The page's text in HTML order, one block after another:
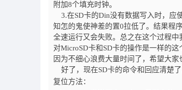
附加8个填充时钟。
3.在SD卡的Din没有数据写入时，应
知怎的鬼使神差的置0拉低了。结果程
全速运行又会失败。总之在这个过程
对MicroSD卡和SD卡的操作是一样的
因为不细心浪费大量时间了，希望大家
好了，现在SD卡的命令和回应清楚了
复位方法：